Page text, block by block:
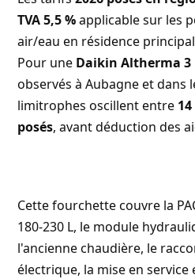
TVA 5,5 %applicable sur les
air/eau en résidence
Pour une Daikin Altherma 3
observés à Aubagne et dans
limitrophes oscillent entre
posés, avant déduction des
Cette fourchette couvre la
180-230 L, le module
l'ancienne chaudière, le
électrique, la mise en